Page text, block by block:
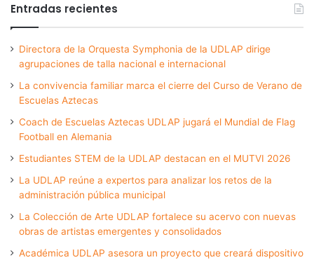
Entradas recientes
Directora de la Orquesta Symphonia de la UDLAP dirige
agrupaciones de talla nacional e internacional
La convivencia familiar marca el cierre del Curso de Verano de
Escuelas Aztecas
Coach de Escuelas Aztecas UDLAP jugará el Mundial de Flag
Football en Alemania
Estudiantes STEM de la UDLAP destacan en el MUTVI 2026
La UDLAP reúne a expertos para analizar los retos de la
administración pública municipal
La Colección de Arte UDLAP fortalece su acervo con nuevas
obras de artistas emergentes y consolidados
Académica UDLAP asesora un proyecto que creará dispositivo